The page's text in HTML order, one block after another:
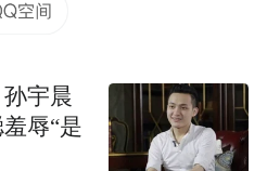
宇晨
辱“是